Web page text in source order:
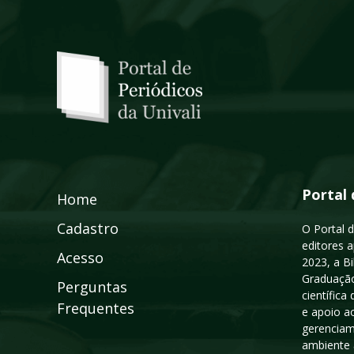
Home
Cadastro
Acesso
Perguntas
Frequentes
Portal
O Portal
editores
2023, a
científica
e apoio
ambiente